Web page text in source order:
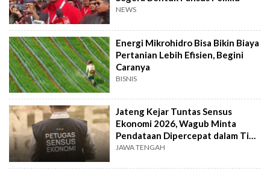
NEWS
Energi Mikrohidro Bisa Bikin Biaya
Pertanian Lebih Efisien, Begini
Caranya
BISNIS
Jateng Kejar Tuntas Sensus
Ekonomi 2026, Wagub Minta
Pendataan Dipercepat dalam Tiga
Pekan
JAWA TENGAH